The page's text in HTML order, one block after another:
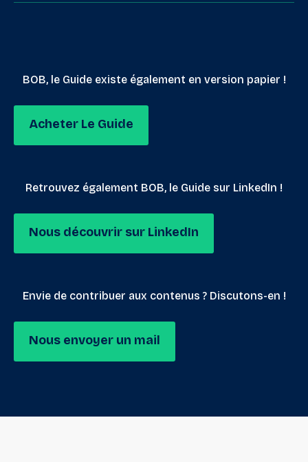
BOB, le Guide existe également en version papier !
Acheter Le Guide
Retrouvez également BOB, le Guide sur LinkedIn !
Nous découvrir sur LinkedIn
Envie de contribuer aux contenus ? Discutons-en !
Nous envoyer un mail